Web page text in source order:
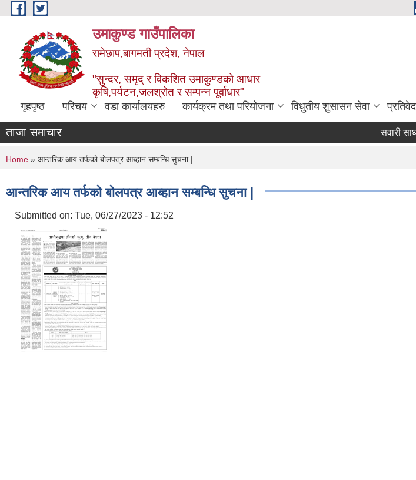
Skip to main content
उमाकुण्ड गाउँपालिका
रामेछाप,बागमती प्रदेश, नेपाल
"सुन्दर, समृद् र विकशित उमाकुण्डको आधार
कृषि,पर्यटन,जलश्रोत र सम्पन्न पूर्वाधार"
गृहपृष्ठ परिचय वडा कार्यालयहरु कार्यक्रम तथा परियोजना विधुतीय शुसासन सेवा
ताजा समाचार सवारी साधन
You are here
Home » आन्तरिक आय तर्फको बोलपत्र आब्हान सम्बन्धि सुचना |
आन्तरिक आय तर्फको बोलपत्र आब्हान सम्बन्धि सुचना |
Submitted on: Tue, 06/27/2023 - 12:52